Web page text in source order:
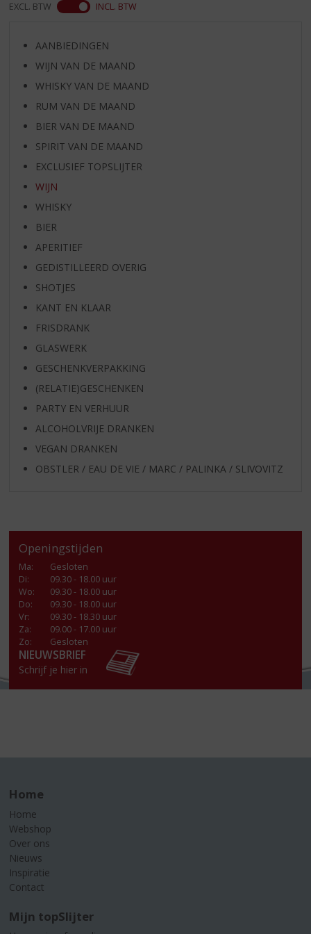
EXCL. BTW INCL. BTW
AANBIEDINGEN
WIJN VAN DE MAAND
WHISKY VAN DE MAAND
RUM VAN DE MAAND
BIER VAN DE MAAND
SPIRIT VAN DE MAAND
EXCLUSIEF TOPSLIJTER
WIJN
WHISKY
BIER
APERITIEF
GEDISTILLEERD OVERIG
SHOTJES
KANT EN KLAAR
FRISDRANK
GLASWERK
GESCHENKVERPAKKING
(RELATIE)GESCHENKEN
PARTY EN VERHUUR
ALCOHOLVRIJE DRANKEN
VEGAN DRANKEN
OBSTLER / EAU DE VIE / MARC / PALINKA / SLIVOVITZ
Openingstijden
Ma:
Gesloten
Di:
09.30 - 18.00 uur
Wo:
09.30 - 18.00 uur
Do:
09.30 - 18.00 uur
Vr:
09.30 - 18.30 uur
Za:
09.00 - 17.00 uur
Zo:
Gesloten
NIEUWSBRIEF
Schrijf je hier in
Home
Home
Webshop
Over ons
Nieuws
Inspiratie
Contact
Mijn topSlijter